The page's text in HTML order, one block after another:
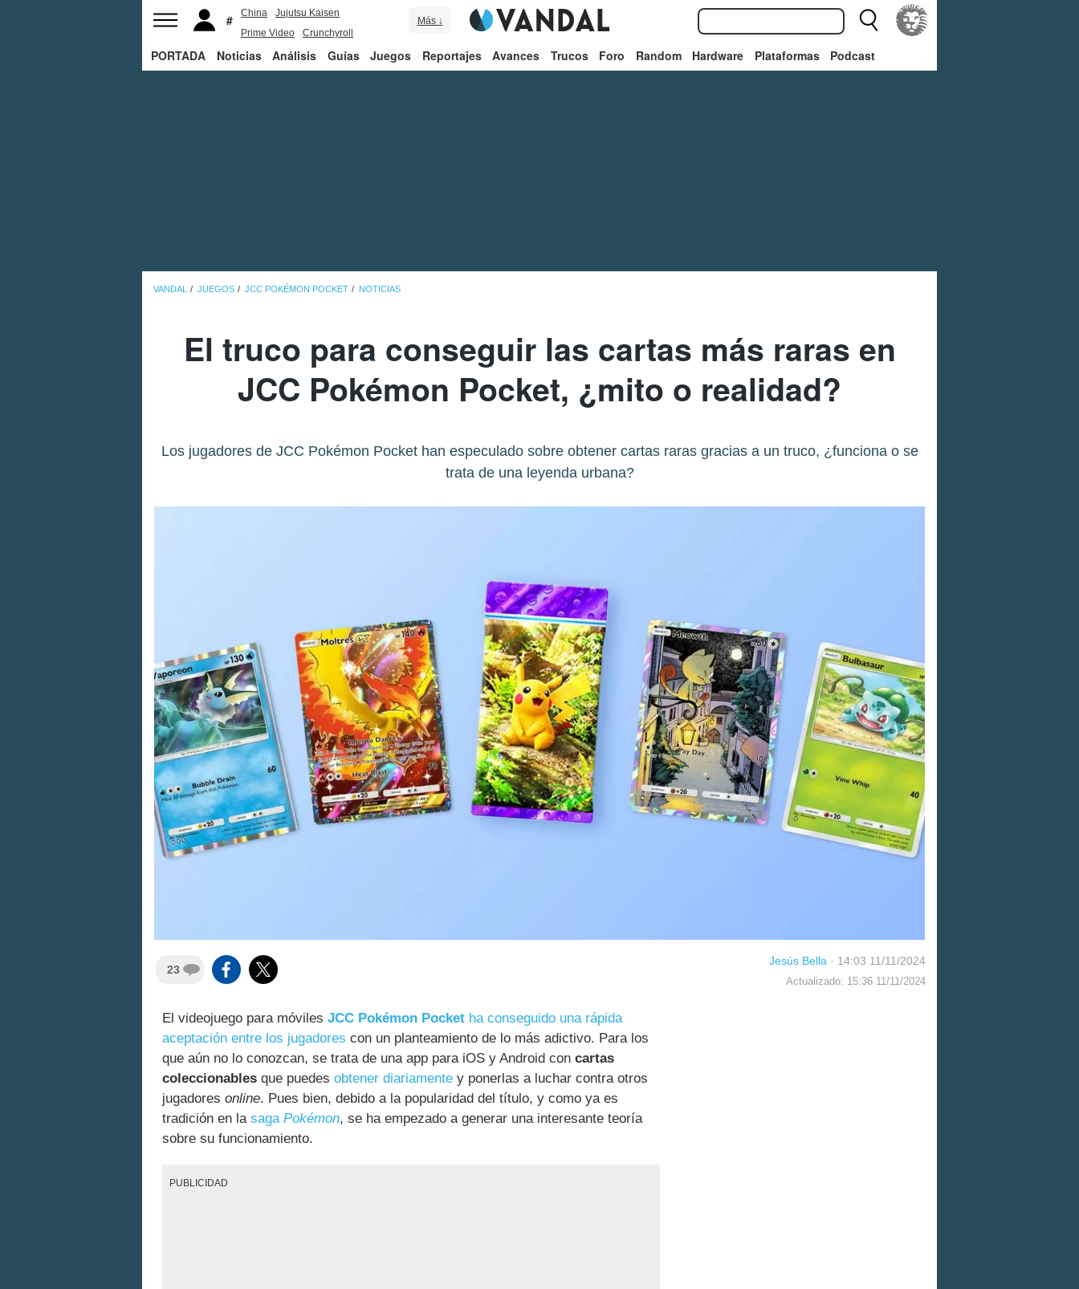
China
Jujutsu Kaisen
Prime Video
Crunchyroll
Más ↓
PORTADA Noticias Análisis Guías Juegos Reportajes Avances Trucos Foro Random Hardware Plataformas Podcast
VANDAL JUEGOS JCC POKÉMON POCKET NOTICIAS
El truco para conseguir las cartas más raras en
JCC Pokémon Pocket, ¿mito o realidad?
Los jugadores de JCC Pokémon Pocket han especulado sobre obtener cartas raras gracias a un truco, ¿funciona o se
trata de una leyenda urbana?
23
Jesús Bella · 14:03 11/11/2024
Actualizado: 15:36 11/11/2024
El videojuego para móviles JCC Pokémon Pocket ha conseguido una rápida
aceptación entre los jugadores con un planteamiento de lo más adictivo. Para los
que aún no lo conozcan, se trata de una app para iOS y Android con cartas
coleccionables que puedes obtener diariamente y ponerlas a luchar contra otros
jugadores online. Pues bien, debido a la popularidad del título, y como ya es
tradición en la saga Pokémon, se ha empezado a generar una interesante teoría
sobre su funcionamiento.
PUBLICIDAD